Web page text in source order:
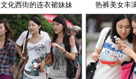
文化西街的连衣裙妹妹 热裤美女丰